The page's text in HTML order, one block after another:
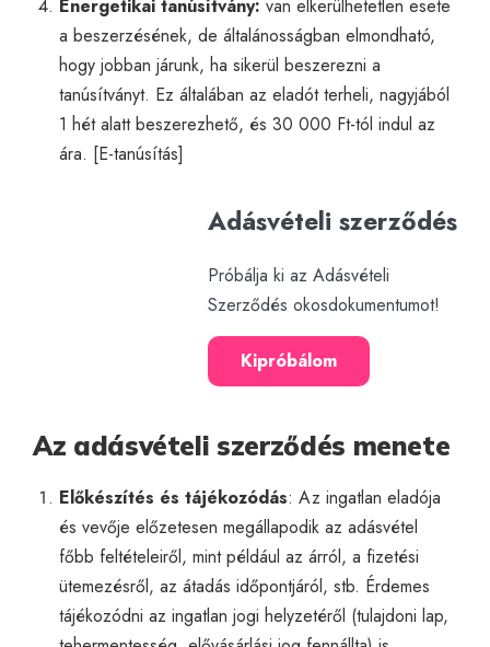
Energetikai tanúsítvány: van elkerülhetetlen esete
a beszerzésének, de általánosságban elmondható,
hogy jobban járunk, ha sikerül beszerezni a
tanúsítványt. Ez általában az eladót terheli, nagyjából
1 hét alatt beszerezhető, és 30 000 Ft-tól indul az
ára. [E-tanúsítás]
Adásvételi szerződés
Próbálja ki az Adásvételi
Szerződés okosdokumentumot!
Kipróbálom
Az adásvételi szerződés menete
Előkészítés és tájékozódás: Az ingatlan eladója
és vevője előzetesen megállapodik az adásvétel
főbb feltételeiről, mint például az árról, a fizetési
ütemezésről, az átadás időpontjáról, stb. Érdemes
tájékozódni az ingatlan jogi helyzetéről (tulajdoni lap,